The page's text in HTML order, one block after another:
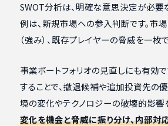
SWOT分析は、明確な意思決定が必要
例は、新規市場への参入判断です。市
（強み）、既存プレイヤーの脅威を一枚
事業ポートフォリオの見直しにも有効
することで、撤退候補や追加投資先の
境の変化やテクノロジーの破壊的影響
変化を機会と脅威に振り分け、内部